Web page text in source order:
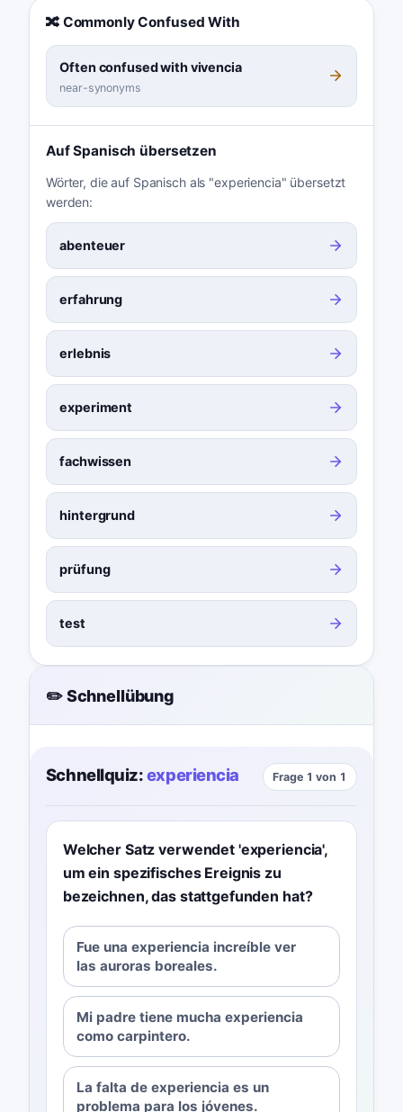
🔀 Commonly Confused With
Often confused with vivencia
near-synonyms
Auf Spanisch übersetzen
Wörter, die auf Spanisch als "experiencia" übersetzt
werden:
abenteuer
erfahrung
erlebnis
experiment
fachwissen
hintergrund
prüfung
test
✏️ Schnellübung
Schnellquiz:experiencia Frage 1 von 1
Welcher Satz verwendet 'experiencia',
um ein spezifisches Ereignis zu
bezeichnen, das stattgefunden hat?
Fue una experiencia increíble ver
las auroras boreales.
Mi padre tiene mucha experiencia
como carpintero.
La falta de experiencia es un
problema para los jóvenes.